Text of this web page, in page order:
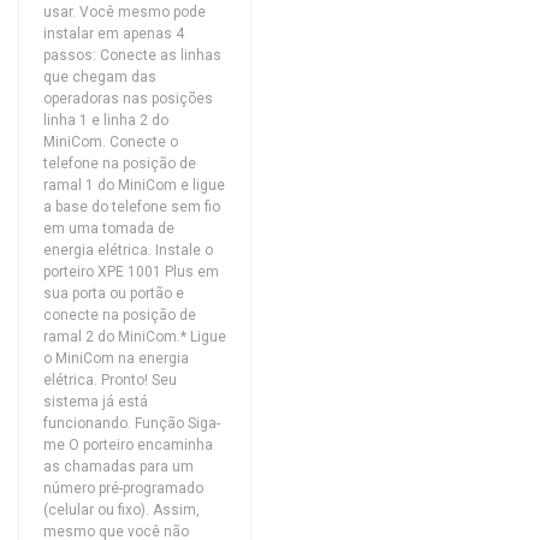
usar. Você mesmo pode
instalar em apenas 4
passos: Conecte as linhas
que chegam das
operadoras nas posições
linha 1 e linha 2 do
MiniCom. Conecte o
telefone na posição de
ramal 1 do MiniCom e ligue
a base do telefone sem fio
em uma tomada de
energia elétrica. Instale o
porteiro XPE 1001 Plus em
sua porta ou portão e
conecte na posição de
ramal 2 do MiniCom.* Ligue
o MiniCom na energia
elétrica. Pronto! Seu
sistema já está
funcionando. Função Siga-
me O porteiro encaminha
as chamadas para um
número pré-programado
(celular ou fixo). Assim,
mesmo que você não